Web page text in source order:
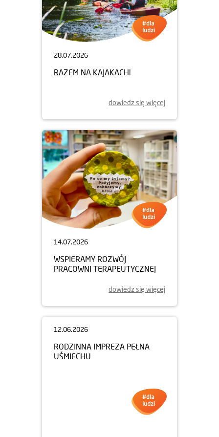
28.07.2026
RAZEM NA KAJAKACH!
dowiedz się więcej
14.07.2026
WSPIERAMY ROZWÓJ
PRACOWNI TERAPEUTYCZNEJ
dowiedz się więcej